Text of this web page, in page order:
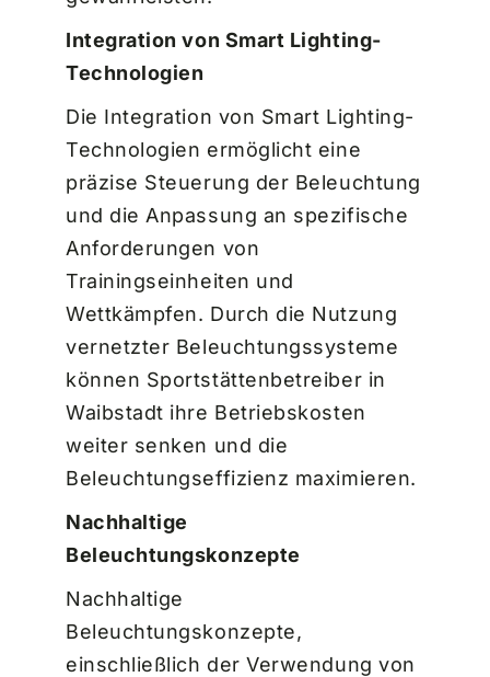
Integration von Smart Lighting-
Technologien
Die Integration von Smart Lighting-
Technologien ermöglicht eine
präzise Steuerung der Beleuchtung
und die Anpassung an spezifische
Anforderungen von
Trainingseinheiten und
Wettkämpfen. Durch die Nutzung
vernetzter Beleuchtungssysteme
können Sportstättenbetreiber in
Waibstadt ihre Betriebskosten
weiter senken und die
Beleuchtungseffizienz maximieren.
Nachhaltige
Beleuchtungskonzepte
Nachhaltige
Beleuchtungskonzepte,
einschließlich der Verwendung von